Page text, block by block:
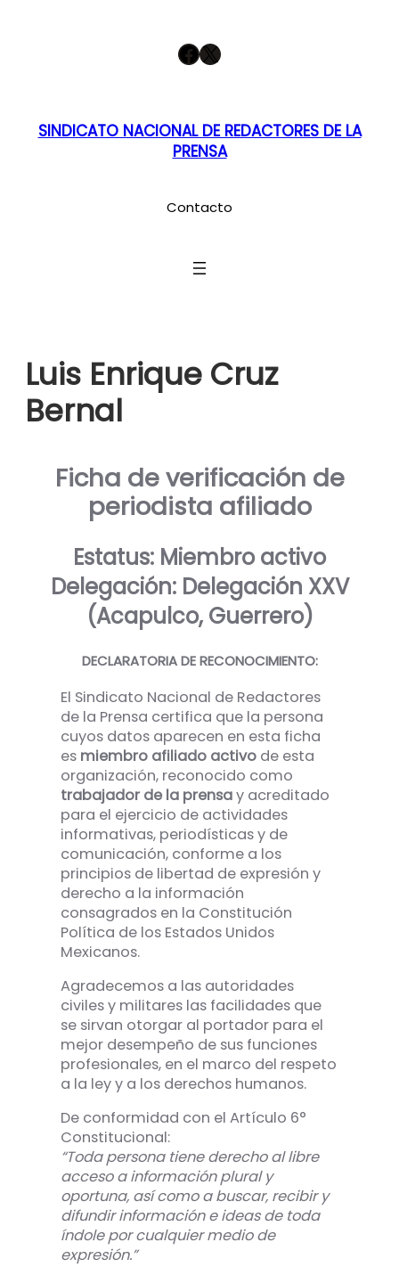
Facebook X
SINDICATO NACIONAL DE REDACTORES DE LA
PRENSA
Contacto
Luis Enrique Cruz
Bernal
Ficha de verificación de
periodista afiliado
Estatus: Miembro activo
Delegación: Delegación XXV
(Acapulco, Guerrero)
DECLARATORIA DE RECONOCIMIENTO:
El Sindicato Nacional de Redactores
de la Prensa certifica que la persona
cuyos datos aparecen en esta ficha
es miembro afiliado activo de esta
organización, reconocido como
trabajador de la prensay acreditado
para el ejercicio de actividades
informativas, periodísticas y de
comunicación, conforme a los
principios de libertad de expresión y
derecho a la información
consagrados en la Constitución
Política de los Estados Unidos
Mexicanos.
Agradecemos a las autoridades
civiles y militares las facilidades que
se sirvan otorgar al portador para el
mejor desempeño de sus funciones
profesionales, en el marco del respeto
a la ley y a los derechos humanos.
De conformidad con el Artículo 6°
Constitucional:
“Toda persona tiene derecho al libre
acceso a información plural y
oportuna, así como a buscar, recibir y
difundir información e ideas de toda
índole por cualquier medio de
expresión.”